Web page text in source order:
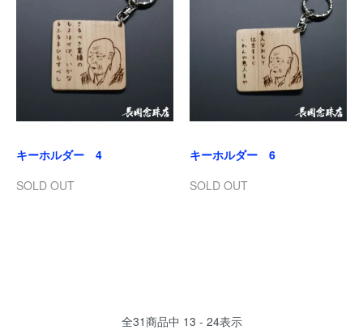
キーホルダー 4
SOLD OUT
キーホルダー 6
SOLD OUT
全31商品中 13 - 24表示